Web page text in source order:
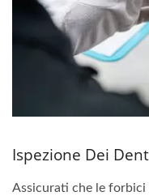
Ispezione Dei
Assicurati che le